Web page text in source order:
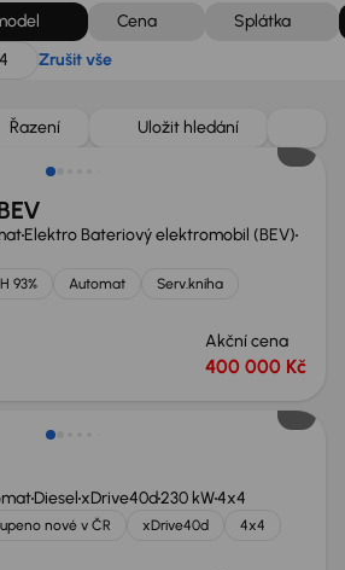
Cena
Splátka
Zrušit vše
Řazení Uložit hledání
Kč
Elektro Bateriový elektromobil (BEV)
93% Automat
Serv.kniha
Akční cena
400 000 Kč
Diesel xDrive40d230 kW4x4
nové v ČR xDrive40d
4x4